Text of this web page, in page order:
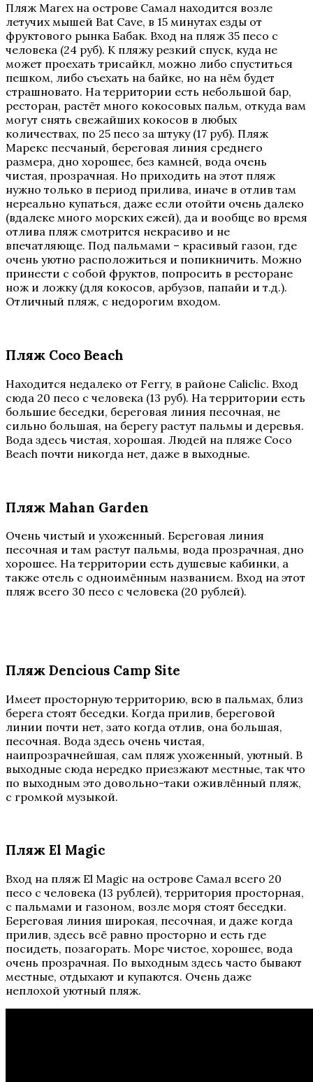
Пляж Marex на острове Самал находится возле
летучих мышей Bat Cave, в 15 минутах езды от
фруктового рынка Бабак. Вход на пляж 35 песо с
человека (24 руб). К пляжу резкий спуск, куда не
может проехать трисайкл, можно либо спуститься
пешком, либо съехать на байке, но на нём будет
страшновато. На территории есть небольшой бар,
ресторан, растёт много кокосовых пальм, откуда вам
могут снять свежайших кокосов в любых
количествах, по 25 песо за штуку (17 руб). Пляж
Марекс песчаный, береговая линия среднего
размера, дно хорошее, без камней, вода очень
чистая, прозрачная. Но приходить на этот пляж
нужно только в период прилива, иначе в отлив там
нереально купаться, даже если отойти очень далеко
(вдалеке много морских ежей), да и вообще во время
отлива пляж смотрится некрасиво и не
впечатляюще. Под пальмами – красивый газон, где
очень уютно расположиться и попикничить. Можно
принести с собой фруктов, попросить в ресторане
нож и ложку (для кокосов, арбузов, папайи и т.д.).
Отличный пляж, с недорогим входом.
Пляж Coco Beach
Находится недалеко от Ferry, в районе Caliclic. Вход
сюда 20 песо с человека (13 руб). На территории есть
большие беседки, береговая линия песочная, не
сильно большая, на берегу растут пальмы и деревья.
Вода здесь чистая, хорошая. Людей на пляже Coco
Beach почти никогда нет, даже в выходные.
Пляж Mahan Garden
Очень чистый и ухоженный. Береговая линия
песочная и там растут пальмы, вода прозрачная, дно
хорошее. На территории есть душевые кабинки, а
также отель с одноимённым названием. Вход на этот
пляж всего 30 песо с человека (20 рублей).
Пляж Dencious Camp Site
Имеет просторную территорию, всю в пальмах, близ
берега стоят беседки. Когда прилив, береговой
линии почти нет, зато когда отлив, она большая,
песочная. Вода здесь очень чистая,
наипрозрачнейшая, сам пляж ухоженный, уютный. В
выходные сюда нередко приезжают местные, так что
по выходным это довольно-таки оживлённый пляж,
с громкой музыкой.
Пляж El Magic
Вход на пляж El Magic на острове Самал всего 20
песо с человека (13 рублей), территория просторная,
с пальмами и газоном, возле моря стоят беседки.
Береговая линия широкая, песочная, и даже когда
прилив, здесь всё равно просторно и есть где
посидеть, позагорать. Море чистое, хорошее, вода
очень прозрачная. По выходным здесь часто бывают
местные, отдыхают и купаются. Очень даже
неплохой уютный пляж.